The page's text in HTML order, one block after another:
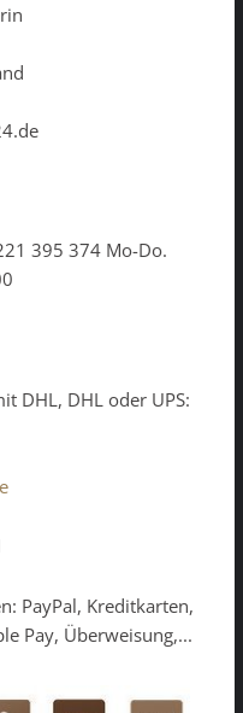
395 374 Mo-Do.
DHL, DHL oder UPS:
PayPal, Kreditkarten,
Pay, Überweisung,...